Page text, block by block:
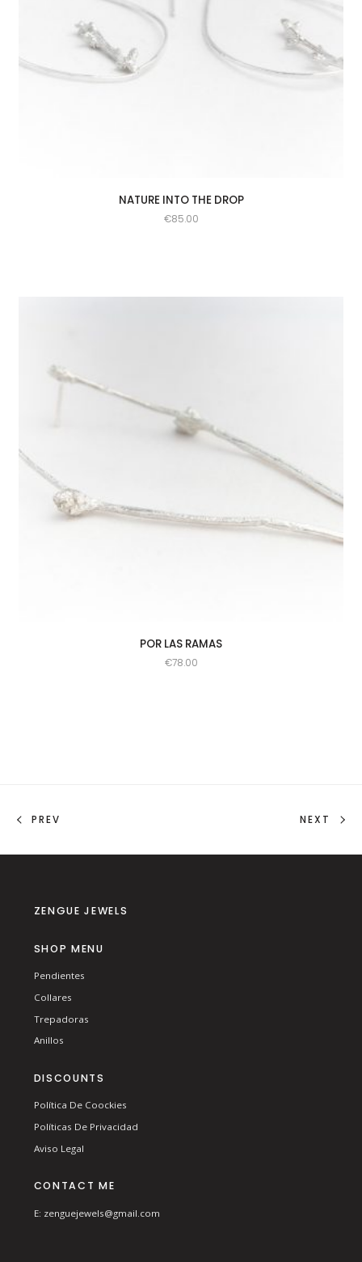
NATURE INTO THE DROP
€85.00
POR LAS RAMAS
€78.00
PREV NEXT
ZENGUE JEWELS
SHOP MENU
Pendientes
Collares
Trepadoras
Anillos
DISCOUNTS
Política De Coockies
Políticas De Privacidad
Aviso Legal
CONTACT ME
E: zenguejewels@gmail.com